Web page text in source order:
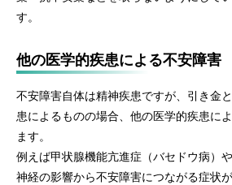
す。
他の医学的疾患による不安障害
不安障害自体は精神疾患ですが、引き金
患によるものの場合、他の医学的疾患に
ます。
例えば甲状腺機能亢進症（バセドウ病）
神経の影響から不安障害につながる症状が